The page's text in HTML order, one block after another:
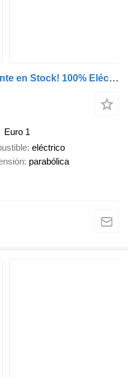
Maxus eDeliver 3 Proximamente en Stock! 100% Eléctrico - Nuevo - 50 Kw
Euro 1
eléctrico
parabólica